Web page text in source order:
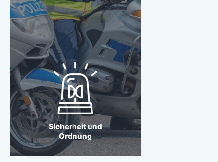
Sicherheit und
Ordnung
Sicherheit und Ordnung
Wir wollen Hamburg zur
sichersten Großstadt
machen.